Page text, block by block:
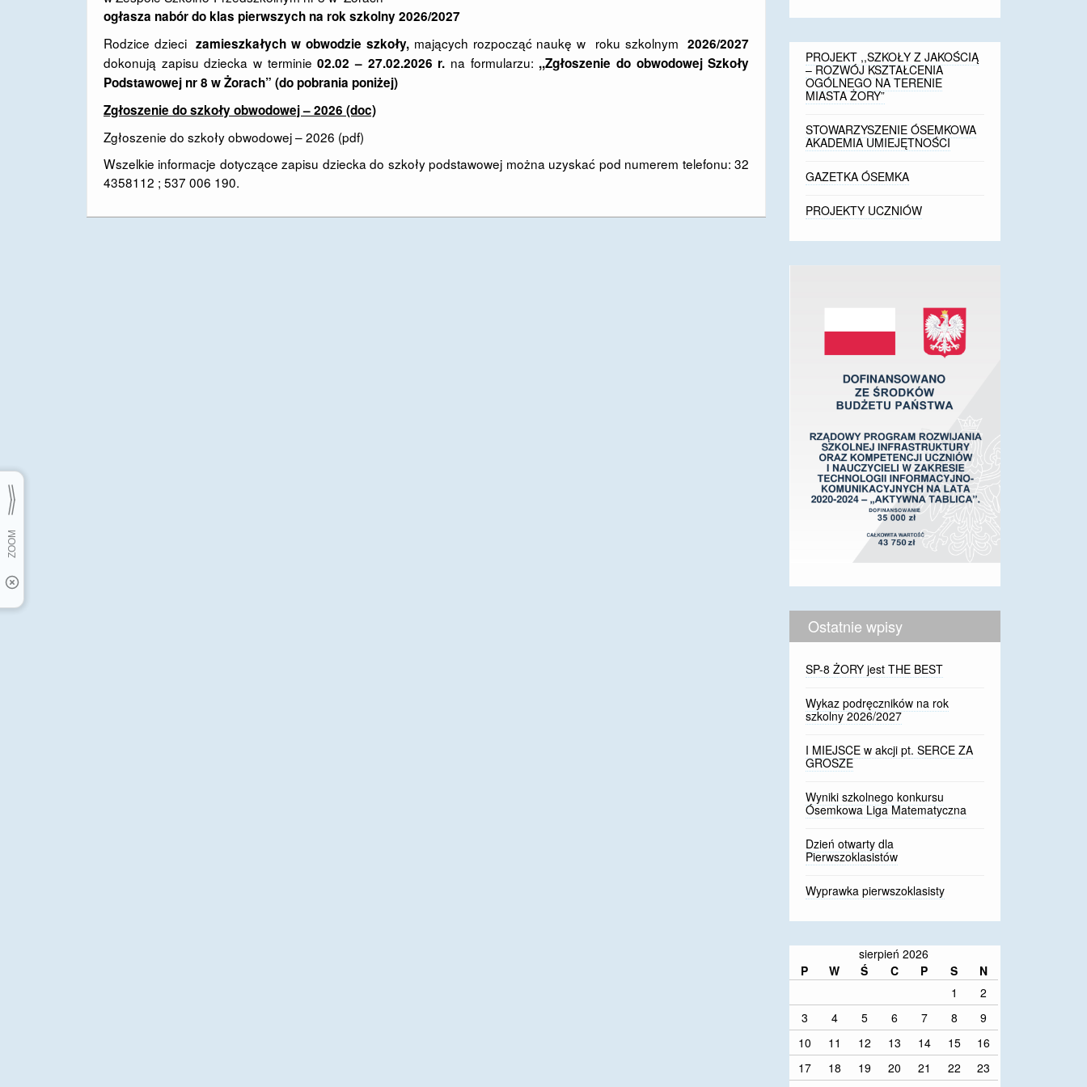
ogłasza nabór do klas pierwszych na rok szkolny 2026/2027
Rodzice dziecizamieszkałych w obwodzie szkoły, mających rozpocząć naukę w roku szkolnym2026/2027
dokonują zapisu dziecka w terminie02.02 – 27.02.2026 r. na formularzu: ,,Zgłoszenie do obwodowej Szkoły
Podstawowej nr 8 w Żorach” (do pobrania poniżej)
Zgłoszenie do szkoły obwodowej – 2026 (doc)
Zgłoszenie do szkoły obwodowej – 2026 (pdf)
Wszelkie informacje dotyczące zapisu dziecka do szkoły podstawowej można uzyskać pod numerem telefonu: 32
4358112 ; 537 006 190.
PROJEKT ,,SZKOŁY Z JAKOŚCIĄ
– ROZWÓJ KSZTAŁCENIA
OGÓLNEGO NA TERENIE
MIASTA ŻORY”
STOWARZYSZENIE ÓSEMKOWA
AKADEMIA UMIEJĘTNOŚCI
GAZETKA ÓSEMKA
PROJEKTY UCZNIÓW
Ostatnie wpisy
SP-8 ŻORY jest THE BEST
Wykaz podręczników na rok
szkolny 2026/2027
I MIEJSCE w akcji pt. SERCE ZA
GROSZE
Wyniki szkolnego konkursu
Ósemkowa Liga Matematyczna
Dzień otwarty dla
Pierwszoklasistów
Wyprawka pierwszoklasisty
sierpień 2026
P
W Ś C P S
N
1
2
3
4 5 6 7 8
9
10
11 12 13 14 15
16
17
18 19 20 21 22
23